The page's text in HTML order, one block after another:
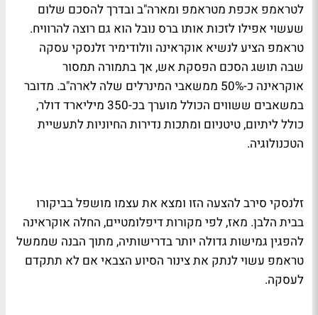
לטראמפ אכפת מטראמפ ומארה"ב ובדרך להסכם שלום
שעשוי אפילו לזכות אותו ברס נובל הוא גם רוצה להרוויח.
טראמפ הציע לנשיא אוקראינה וולודימיר זלנסקי עסקה
שבה תושג הסכם הפסקת אש, אך בתמורה תמסור
אוקראינה כ-50% ממשאבי המינרלים שלה לארה"ב. מדובר
במשאבים ששווים הכולל מוערך בכ-350 מיליארד דולר,
כולל ליתיום, טיטניום ומתכות נדירות החיוניות לתעשיית
הטכנולוגיה.
זלנסקי סירב להצעה הזו ומצא את עצמו מושפל בביקורו
בבית הלבן. מאז, לפי מקורות דיפלומטיים, החלה אוקראינה
להפגין גמישות גדולה יותר בדרישותיה, מתוך הבנה שממשל
טראמפ עשוי לנתק את צינור הסיוע הצבאי אם לא תתקדם
לעסקה.